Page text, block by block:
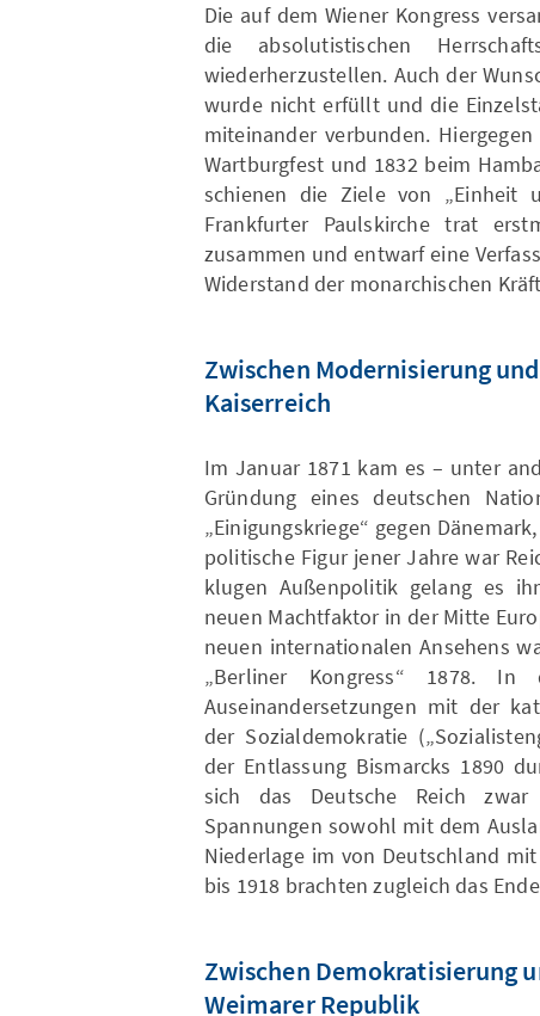
Die auf dem Wiener Kongress
die absolutistischen
wiederherzustellen. Auch der
wurde nicht erfüllt und die
miteinander verbunden.
Wartburgfest und 1832 beim
schienen die Ziele von „Einheit
Frankfurter Paulskirche trat
zusammen und entwarf eine
Widerstand der monarchischen
Zwischen Modernisierung
Kaiserreich
Im Januar 1871 kam es – unter
Gründung eines deutschen
„Einigungskriege“ gegen
politische Figur jener Jahre war
klugen Außenpolitik gelang es
neuen Machtfaktor in der Mitte
neuen internationalen Ansehens
„Berliner Kongress“ 1878.
Auseinandersetzungen mit der
der Sozialdemokratie
der Entlassung Bismarcks 1890
sich das Deutsche Reich
Spannungen sowohl mit dem
Niederlage im von Deutschland
bis 1918 brachten zugleich das
Zwischen Demokratisierung
Weimarer Republik